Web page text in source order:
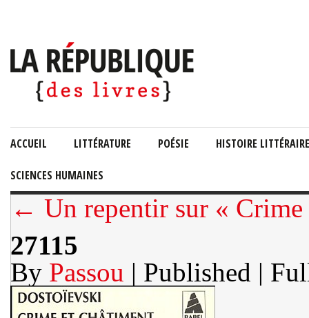
ACCUEIL LITTÉRATURE POÉSIE HISTOIRE LITTÉRAIRE
SCIENCES HUMAINES
← Un repentir sur « Crime
27115
By Passou | Published |